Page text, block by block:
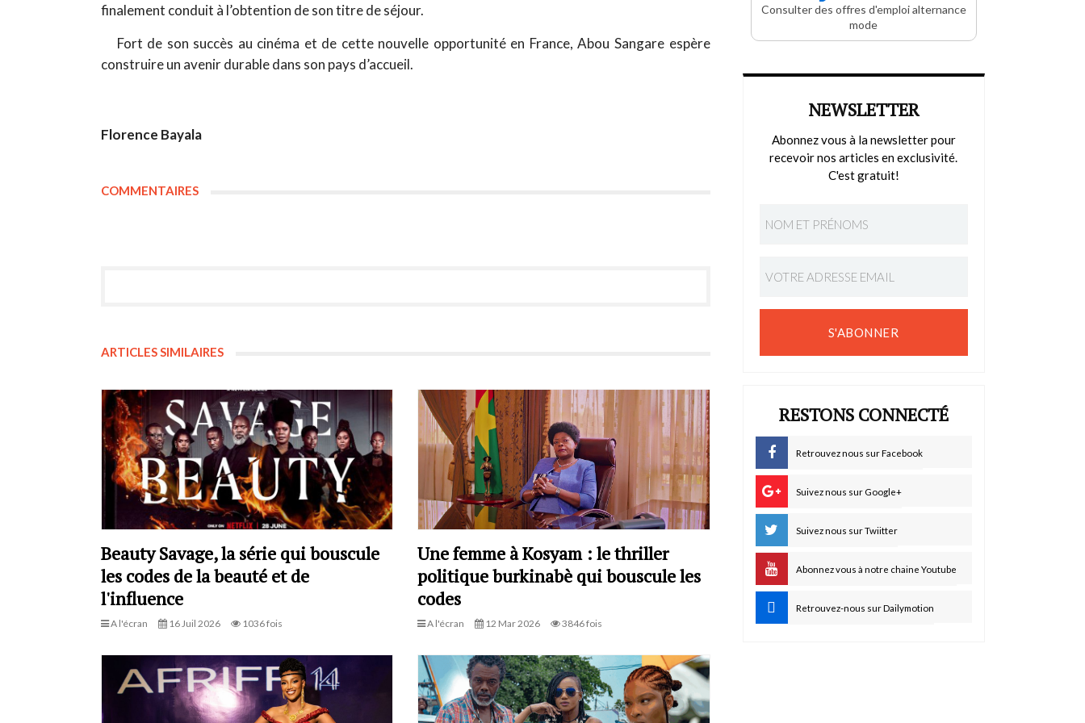
finalement conduit à l’obtention de son titre de séjour.
Fort de son succès au cinéma et de cette nouvelle opportunité en France, Abou Sangare espère
construire un avenir durable dans son pays d’accueil.
Florence Bayala
COMMENTAIRES
ARTICLES SIMILAIRES
Beauty Savage, la série qui bouscule
les codes de la beauté et de
l'influence
A l'écran 16 Juil 2026 1036 fois
Une femme à Kosyam : le thriller
politique burkinabè qui bouscule les
codes
A l'écran 12 Mar 2026 3846 fois
Consulter des offres d'emploi alternance
mode
NEWSLETTER
Abonnez vous à la newsletter pour
recevoir nos articles en exclusivité.
C'est gratuit!
S'ABONNER
RESTONS CONNECTÉ
Retrouvez nous sur Facebook
Suivez nous sur Google+
Suivez nous sur Twiitter
Abonnez vous à notre chaine Youtube
Retrouvez-nous sur Dailymotion